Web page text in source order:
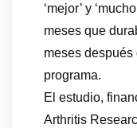
‘mejor’ y
meses que
meses
programa.
El estudio,
Arthritis